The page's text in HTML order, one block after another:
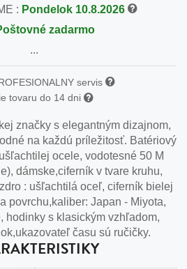
: Pondelok 10.8.2026
zadarmo
...
servis
tovaru do 14 dni
značky s elegantným dizajnom,
na každú príležitosť. Batériový
ocele, vodotesné 50 M
dámske,ciferník v tvare kruhu,
: ušľachtilá oceľ, ciferník bielej
povrchu,kaliber: Japan - Miyota,
hodinky s klasickým vzhľadom,
času sú ručičky.